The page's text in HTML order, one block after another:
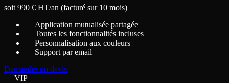
soit 990 € HT/an (facturé sur 10 mois)
Application mutualisée partagée
Toutes les fonctionnalités incluses
Personnalisation aux couleurs
Support par email
Demander un devis
VIP